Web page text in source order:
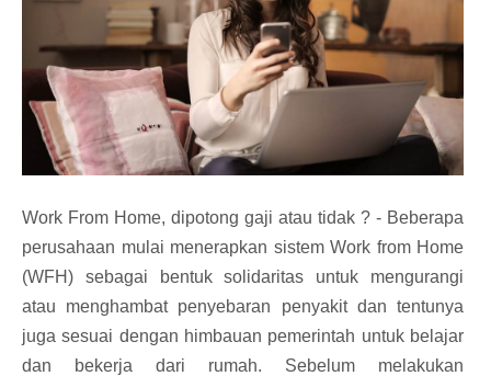
Work From Home, dipotong gaji atau tidak ? - Beberapa
perusahaan mulai menerapkan sistem Work from Home
(WFH) sebagai bentuk solidaritas untuk mengurangi
atau menghambat penyebaran penyakit dan tentunya
juga sesuai dengan himbauan pemerintah untuk belajar
dan bekerja dari rumah. Sebelum melakukan